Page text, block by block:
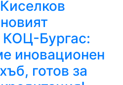
КОЦ-Бургас:
иновационен
готов за